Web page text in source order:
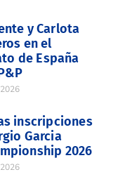
y Carlota
en el
de España
inscripciones
Garcia
2026